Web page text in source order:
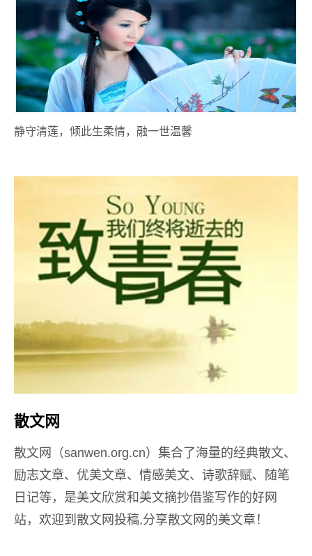
静守清莲，倾此生柔情，融一世温馨
散文网
散文网（sanwen.org.cn）集合了海量的经典散文、
励志文章、优美文章、情感美文、诗歌辞赋、随笔
日记等，是美文欣赏和美文摘抄借鉴写作的好网
站，欢迎到散文网投稿,分享散文网的美文章！